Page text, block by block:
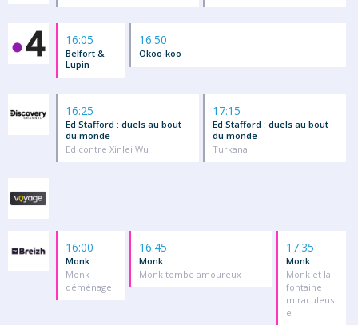
16:05
Belfort &
Lupin
16:50
Okoo-koo
16:25
Ed Stafford : duels au bout
du monde
Ed contre Xinlei Wu
17:15
Ed Stafford : duels au bout
du monde
Turkana
16:00
Monk
Monk
déménage
16:45
Monk
Monk tombe amoureux
17:35
Monk
Monk et la
fontaine
miraculeus
e